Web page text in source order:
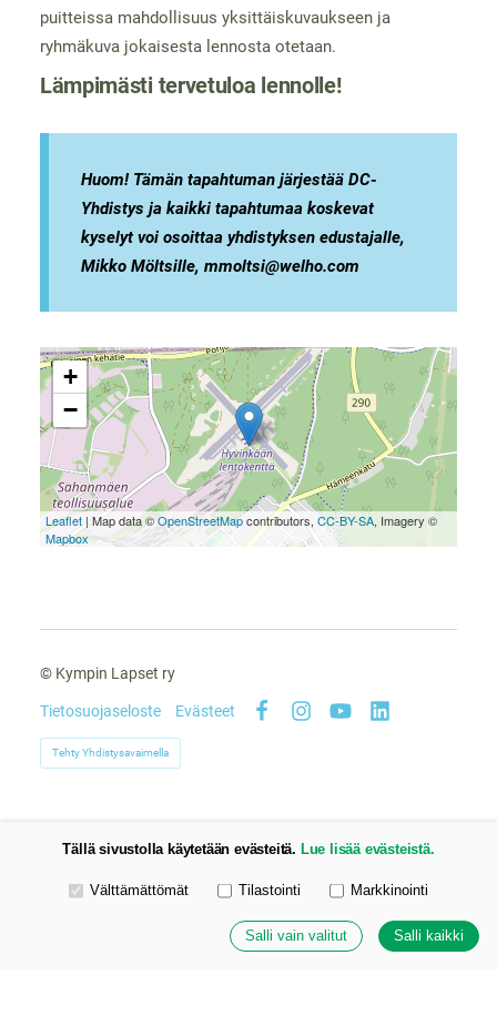
puitteissa mahdollisuus yksittäiskuvaukseen ja
ryhmäkuva jokaisesta lennosta otetaan.
Lämpimästi tervetuloa lennolle!
Huom! Tämän tapahtuman järjestää DC-
Yhdistys ja kaikki tapahtumaa koskevat
kyselyt voi osoittaa yhdistyksen edustajalle,
Mikko Möltsille, mmoltsi@welho.com
+
−
Leaflet| Map data ©OpenStreetMapcontributors,CC-BY-SA, Imagery ©
Mapbox
© Kympin Lapset ry
Tietosuojaseloste
Evästeet
Tehty Yhdistysavaimella
Tällä sivustolla käytetään evästeitä. Lue lisää evästeistä.
Valitse käytettävät evästeet
Välttämättömät Tilastointi Markkinointi
Salli vain valitut Salli kaikki